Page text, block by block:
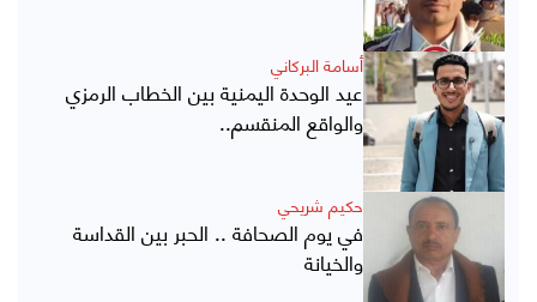
أسامة البركاني
عيد الوحدة اليمنية بين الخطاب الرمزي
والواقع المنقسم..
حكيم شريحي
في يوم الصحافة .. الحبر بين القداسة
والخيانة